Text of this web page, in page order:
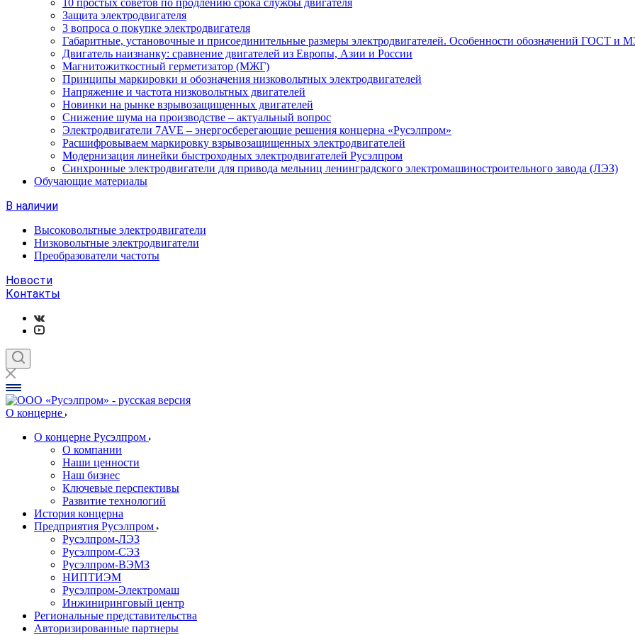
10 простых советов по продлению срока службы двигателя
Защита электродвигателя
3 вопроса о покупке электродвигателя
Габаритные, установочные и присоединительные размеры электродвигателей. Особенности обозначений ГОСТ и
Двигатель наизнанку: сравнение двигателей из Европы, Азии и России
Магнитожиткостный герметизатор (МЖГ)
Принципы маркировки и обозначения низковольтных электродвигателей
Напряжение и частота низковольтных двигателей
Новинки на рынке взрывозащищенных двигателей
Снижение шума на производстве – актуальный вопрос
Электродвигатели 7AVE – энергосберегающие решения концерна «Русэлпром»
Расшифровываем маркировку взрывозащищенных электродвигателей
Модернизация линейки быстроходных электродвигателей Русэлпром
Синхронные электродвигатели для привода мельниц ленинградского электромашиностроительного завода (ЛЭЗ)
Обучающие материалы
В наличии
Высоковольтные электродвигатели
Низковольтные электродвигатели
Преобразователи частоты
Новости
Контакты
О концерне
О концерне Русэлпром
О компании
Наши ценности
Наш бизнес
Ключевые перспективы
Развитие технологий
История концерна
Предприятия Русэлпром
Русэлпром-ЛЭЗ
Русэлпром-СЭЗ
Русэлпром-ВЭМЗ
НИПТИЭМ
Русэлпром-Электромаш
Инжиниринговый центр
Региональные представительства
Авторизированные партнеры